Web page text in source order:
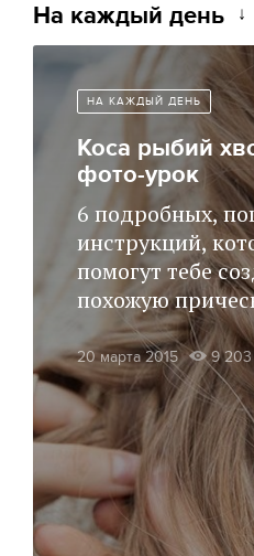
На каждый день
НА КАЖДЫЙ ДЕНЬ
Коса рыбий
фото-урок
6 подробных,
инструкций,
помогут тебе
похожую
20 марта 2015 9 203